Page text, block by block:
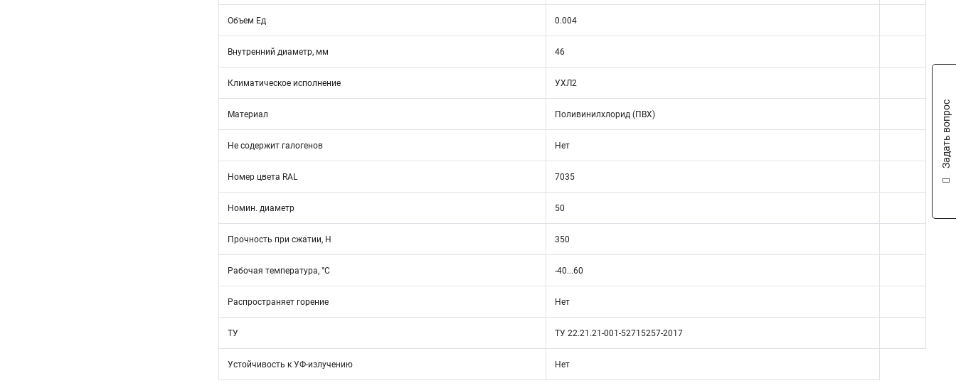
Объем Ед 0.004
Внутренний диаметр, мм 46
Климатическое исполнение УХЛ2
Материал Поливинилхлорид (ПВХ)
Не содержит галогенов Нет
Номер цвета RAL 7035
Номин. диаметр 50
Прочность при сжатии, Н 350
Рабочая температура, °C -40...60
Распространяет горение Нет
ТУ ТУ 22.21.21-001-52715257-2017
Устойчивость к УФ-излучению Нет
Задать вопрос